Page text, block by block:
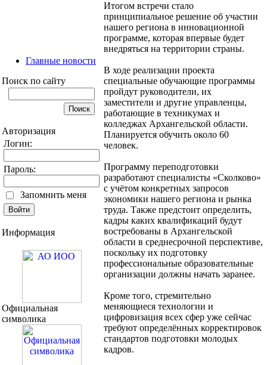
Главные новости
Поиск по сайту
Авторизация
Логин:
Пароль:
Запомнить меня
Информация
Официальная
символика
Итогом встречи стало
принципиальное решение об участии
нашего региона в инновационной
программе, которая впервые будет
внедряться на территории страны.
В ходе реализации проекта
специальные обучающие программы
пройдут руководители, их
заместители и другие управленцы,
работающие в техникумах и
колледжах Архангельской области.
Планируется обучить около 60
человек.
Программу переподготовки
разработают специалисты «Сколково»
с учётом конкретных запросов
экономики нашего региона и рынка
труда. Также предстоит определить,
кадры каких квалификаций будут
востребованы в Архангельской
области в среднесрочной перспективе,
поскольку их подготовку
профессиональные образовательные
организации должны начать заранее.
Кроме того, стремительно
меняющиеся технологии и
цифровизация всех сфер уже сейчас
требуют определённых корректировок
стандартов подготовки молодых
кадров.